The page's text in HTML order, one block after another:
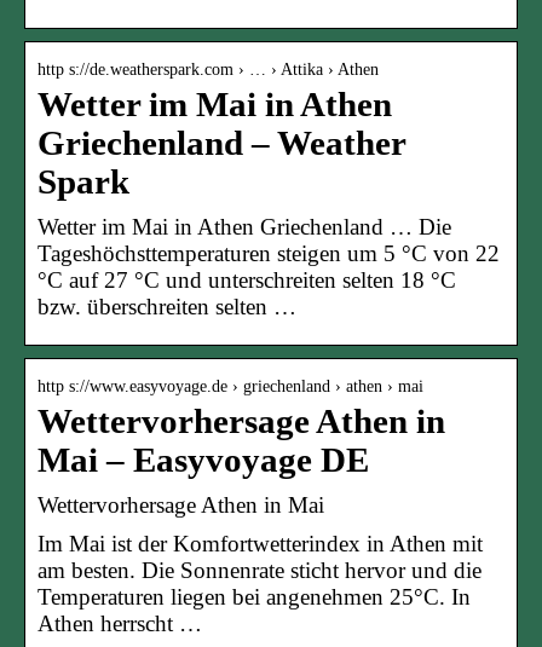
http s://de.weatherspark.com › … › Attika › Athen
Wetter im Mai in Athen
Griechenland – Weather
Spark
Wetter im Mai in Athen Griechenland … Die
Tageshöchsttemperaturen steigen um 5 °C von 22
°C auf 27 °C und unterschreiten selten 18 °C
bzw. überschreiten selten …
http s://www.easyvoyage.de › griechenland › athen › mai
Wettervorhersage Athen in
Mai – Easyvoyage DE
Wettervorhersage Athen in Mai
Im Mai ist der Komfortwetterindex in Athen mit
am besten. Die Sonnenrate sticht hervor und die
Temperaturen liegen bei angenehmen 25°C. In
Athen herrscht …